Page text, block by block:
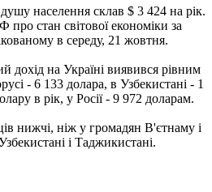
населення склав $ 3 424 на рік.
про стан світової економіки за
в середу, 21 жовтня.
на Україні виявився рівним
- 6 133 долара, в Узбекистані - 1
в рік, у Росії - 9 972 доларам.
нижчі, ніж у громадян В'єтнаму і
і Таджикистані.